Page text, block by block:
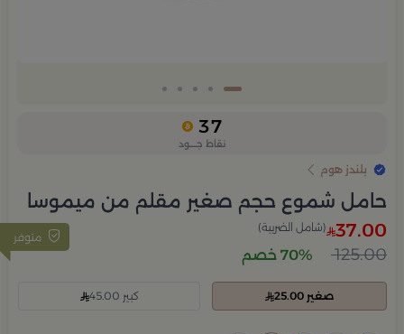
37
نقاط جــــود
بلندز هوم
حامل شموع حجم صغير مقلم من ميموسا
متوفر 37.00 (شامل الضريبة)
125.00 70% خصم
صغير 25.00 كبير 45.00